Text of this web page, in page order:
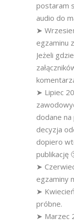
postaram
audio do
➤
egzaminu
Jeżeli
➤ Lipiec
dodane
decyzja
dopiero
publikację
➤
egzaminy
➤
próbne.
➤ Marzec